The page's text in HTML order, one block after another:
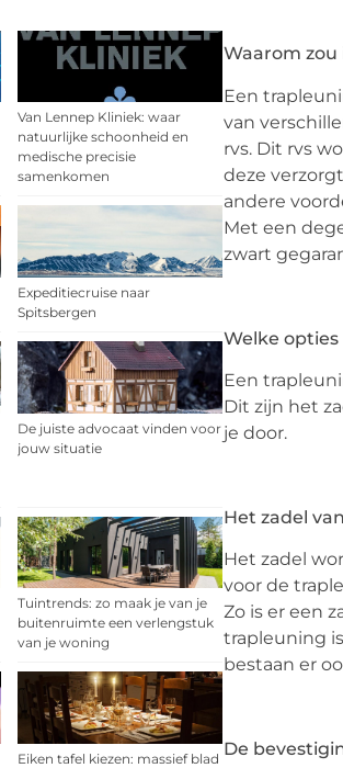
Van Lennep Kliniek: waar
natuurlijke schoonheid en
medische precisie
samenkomen
Expeditiecruise naar
Spitsbergen
De juiste advocaat vinden voor
jouw situatie
Tuintrends: zo maak je van je
buitenruimte een verlengstuk
van je woning
Eiken tafel kiezen: massief blad
Waarom
Een
van
rvs. Dit rvs
deze
andere
Met een
zwart
Welke
Een
Dit zijn het
je door.
Het zadel
Het zadel
voor de
Zo is er een
trapleuning
bestaan er
De